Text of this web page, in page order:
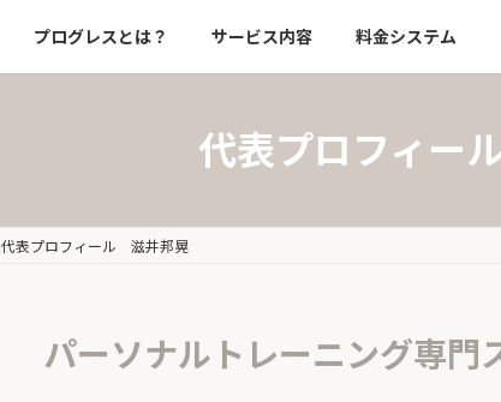
プログレスとは？ サービス内容 料金システム
代表プロフィー
代表プロフィール 滋井邦晃
パーソナルトレーニング専門